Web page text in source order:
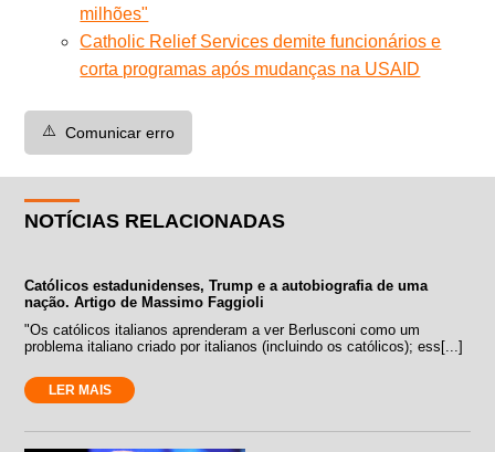
milhões"
Catholic Relief Services demite funcionários e
corta programas após mudanças na USAID
⚠️ Comunicar erro
NOTÍCIAS RELACIONADAS
Católicos estadunidenses, Trump e a autobiografia de uma
nação. Artigo de Massimo Faggioli
"Os católicos italianos aprenderam a ver Berlusconi como um
problema italiano criado por italianos (incluindo os católicos); ess[...]
LER MAIS